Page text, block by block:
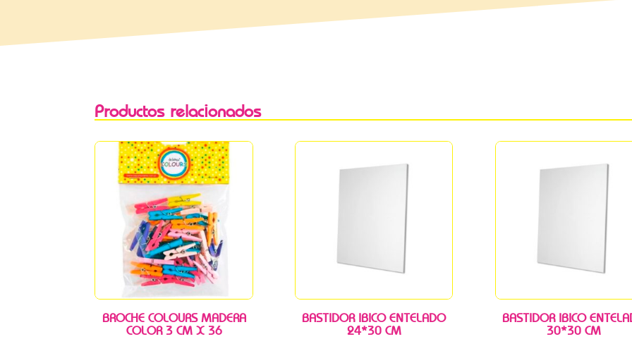
Productos relacionados
BROCHE COLOURS MADERA
COLOR 3 CM X 36
BASTIDOR IBICO ENTELADO
24*30 CM
BASTIDOR IBICO
30*30 CM